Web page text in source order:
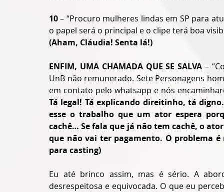
10 – “Procuro mulheres lindas em SP para
o papel será o principal e o clipe terá boa
(Aham, Cláudia! Senta lá!)
ENFIM, UMA CHAMADA QUE SE SALVA –
UnB não remunerado. Sete Personagens
em contato pelo whatsapp e nós
Tá legal! Tá explicando direitinho, tá
esse o trabalho que um ator espera
cachê… Se fala que já não tem cachê, o
que não vai ter pagamento. O problema
para casting)
Eu até brinco assim, mas é sério. A
desrespeitosa e equivocada. O que eu